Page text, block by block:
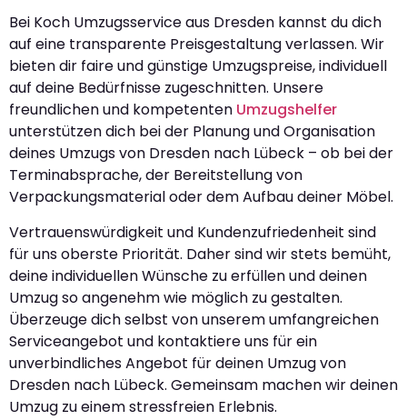
Bei Koch Umzugsservice aus Dresden kannst du dich
auf eine transparente Preisgestaltung verlassen. Wir
bieten dir faire und günstige Umzugspreise, individuell
auf deine Bedürfnisse zugeschnitten. Unsere
freundlichen und kompetenten Umzugshelfer
unterstützen dich bei der Planung und Organisation
deines Umzugs von Dresden nach Lübeck – ob bei der
Terminabsprache, der Bereitstellung von
Verpackungsmaterial oder dem Aufbau deiner Möbel.
Vertrauenswürdigkeit und Kundenzufriedenheit sind
für uns oberste Priorität. Daher sind wir stets bemüht,
deine individuellen Wünsche zu erfüllen und deinen
Umzug so angenehm wie möglich zu gestalten.
Überzeuge dich selbst von unserem umfangreichen
Serviceangebot und kontaktiere uns für ein
unverbindliches Angebot für deinen Umzug von
Dresden nach Lübeck. Gemeinsam machen wir deinen
Umzug zu einem stressfreien Erlebnis.